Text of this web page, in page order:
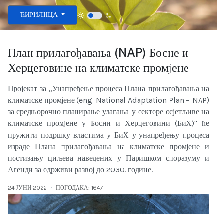
Изаберите ваш језик
ЋИРИЛИЦА
План прилагођавања (NAP) Босне и
Херцеговине на климатске промјене
Пројекат за „Унапређење процеса Плана прилагођавања на
климатске промјене (eng. National Adaptation Plan – NAP)
за средњорочно планирање улагања у секторе осјетљиве на
климатске промјене у Босни и Херцеговини (БиХ)" ће
пружити подршку властима у БиХ у унапређењу процеса
израде Плана прилагођавања на климатске промјене и
постизању циљева наведених у Паришком споразуму и
Агенди за одрживи развој до 2030. године.
24 ЈУНИ 2022 ПОГОДАКА: 1647